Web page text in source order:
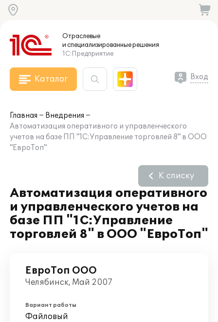
Отраслевые
и специализированныерешения
1С:Предприятие
Каталог Вход
Главная
Внедрения
Автоматизация оперативного и управленческого
учетов на базе ПП "1С:Управление торговлей 8" в ООО
"ЕвроТоп"
Автоматизация оперативного
и управленческого учетов на
базе ПП "1С:Управление
торговлей 8" в ООО "ЕвроТоп"
К списку
ЕвроТоп ООО
Челябинск, Май 2007
Вариант работы
Файловый